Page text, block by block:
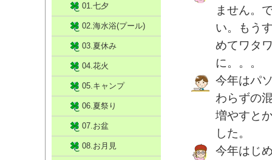
ません。
い。もう
めてワタ
に。。。
今年はパ
わらずの
増やすと
した。
今年はじ
01.七夕
02.海水浴(プール)
03.夏休み
04.花火
05.キャンプ
06.夏祭り
07.お盆
08.お月見